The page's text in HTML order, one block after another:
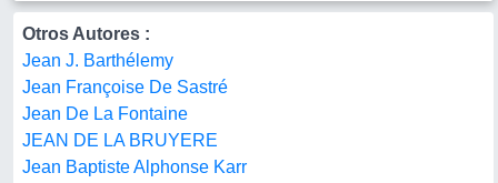
Otros Autores :
Jean J. Barthélemy
Jean Françoise De Sastré
Jean De La Fontaine
JEAN DE LA BRUYERE
Jean Baptiste Alphonse Karr